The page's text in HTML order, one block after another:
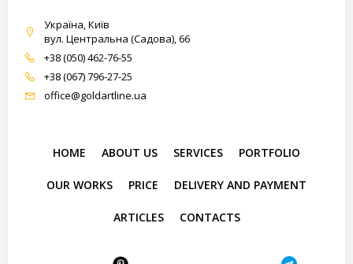
Україна, Київ
вул. Центральна (Садова), 66
+38 (050) 462-76-55
+38 (067) 796-27-25
office@goldartline.ua
HOME ABOUT US SERVICES PORTFOLIO
OUR WORKS PRICE DELIVERY AND PAYMENT
ARTICLES CONTACTS